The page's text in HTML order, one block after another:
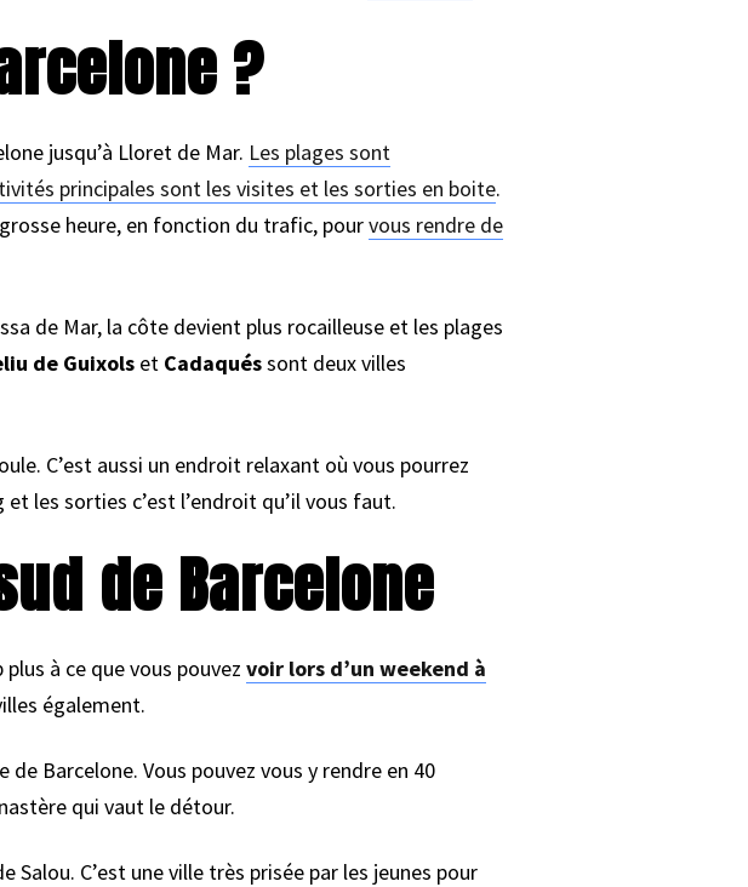
?
jusqu’à Lloret de Mar. Les plages sont
principales sont les visites et les sorties en boite.
heure, en fonction du trafic, pourvous rendre de
de Mar, la côte devient plus rocailleuse et les plages
de Guixolset Cadaquéssont deux villes
C’est aussi un endroit relaxant où vous pourrez
les sorties c’est l’endroit qu’il vous faut.
de Barcelone
à ce que vous pouvez voir lors d’un weekend à
également.
Barcelone. Vous pouvez vous y rendre en 40
qui vaut le détour.
C’est une ville très prisée par les jeunes pour